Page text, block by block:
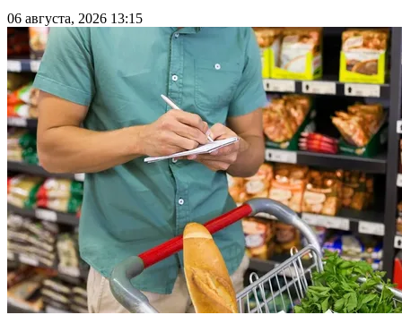
06 августа, 2026 13:15